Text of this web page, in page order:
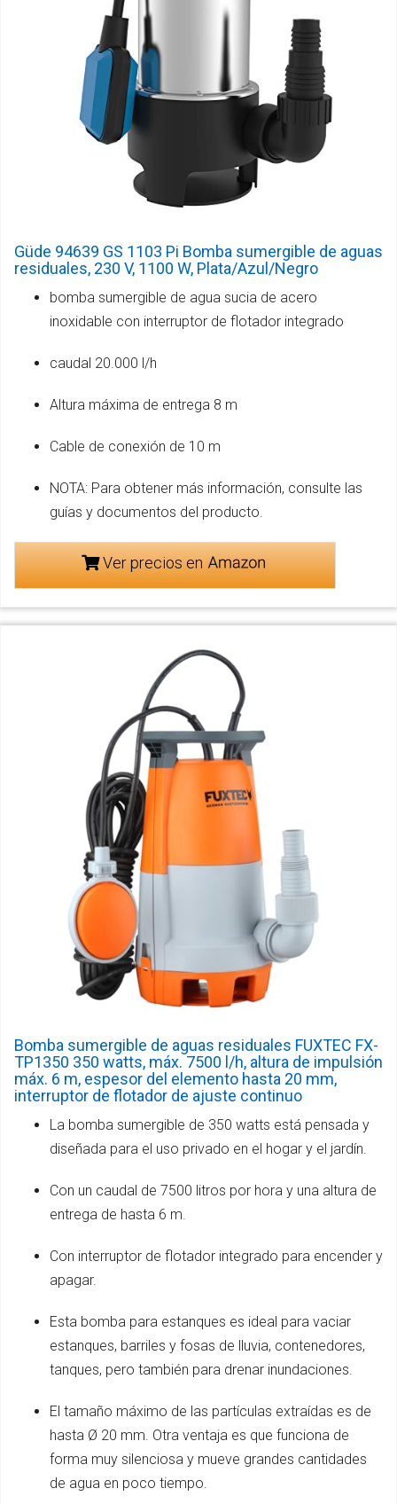
Güde 94639 GS 1103 Pi Bomba sumergible de aguas
residuales, 230 V, 1100 W, Plata/Azul/Negro
bomba sumergible de agua sucia de acero
inoxidable con interruptor de flotador integrado
caudal 20.000 l/h
Altura máxima de entrega 8 m
Cable de conexión de 10 m
NOTA: Para obtener más información, consulte las
guías y documentos del producto.
Ver precios en
Bomba sumergible de aguas residuales FUXTEC FX-
TP1350 350 watts, máx. 7500 l/h, altura de impulsión
máx. 6 m, espesor del elemento hasta 20 mm,
interruptor de flotador de ajuste continuo
La bomba sumergible de 350 watts está pensada y
diseñada para el uso privado en el hogar y el jardín.
Con un caudal de 7500 litros por hora y una altura de
entrega de hasta 6 m.
Con interruptor de flotador integrado para encender y
apagar.
Esta bomba para estanques es ideal para vaciar
estanques, barriles y fosas de lluvia, contenedores,
tanques, pero también para drenar inundaciones.
El tamaño máximo de las partículas extraídas es de
hasta Ø 20 mm. Otra ventaja es que funciona de
forma muy silenciosa y mueve grandes cantidades
de agua en poco tiempo.